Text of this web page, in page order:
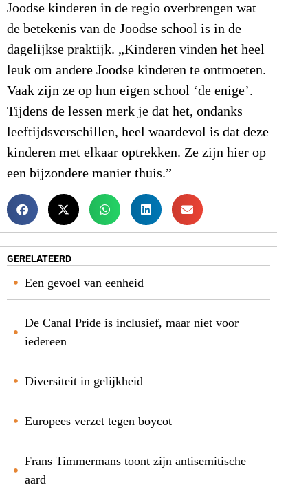
Joodse kinderen in de regio overbrengen wat
de betekenis van de Joodse school is in de
dagelijkse praktijk. „Kinderen vinden het heel
leuk om andere Joodse kinderen te ontmoeten.
Vaak zijn ze op hun eigen school ‘de enige’.
Tijdens de lessen merk je dat het, ondanks
leeftijdsverschillen, heel waardevol is dat deze
kinderen met elkaar optrekken. Ze zijn hier op
een bijzondere manier thuis.”
GERELATEERD
Een gevoel van eenheid
De Canal Pride is inclusief, maar niet voor
iedereen
Diversiteit in gelijkheid
Europees verzet tegen boycot
Frans Timmermans toont zijn antisemitische
aard